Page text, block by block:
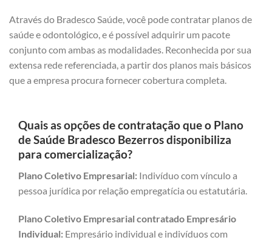
Através do Bradesco Saúde, você pode contratar planos de
saúde e odontológico, e é possível adquirir um pacote
conjunto com ambas as modalidades. Reconhecida por sua
extensa rede referenciada, a partir dos planos mais básicos
que a empresa procura fornecer cobertura completa.
Quais as opções de contratação que o Plano
de Saúde Bradesco Bezerros disponibiliza
para comercialização?
Plano Coletivo Empresarial: Indivíduo com vínculo a
pessoa jurídica por relação empregatícia ou estatutária.
Plano Coletivo Empresarial contratado Empresário
Individual: Empresário individual e indivíduos com